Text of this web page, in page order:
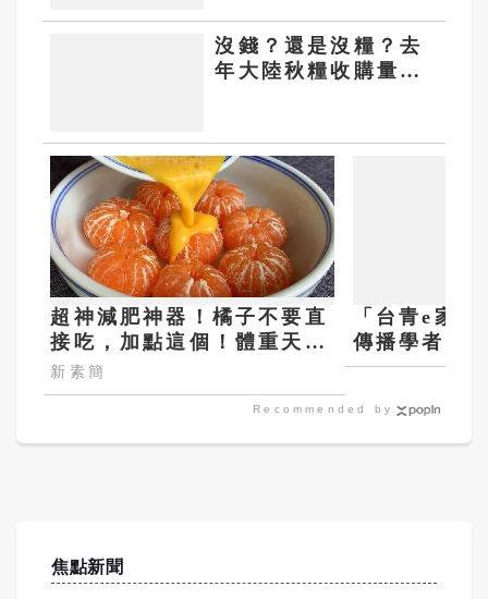
沒錢？還是沒糧？去
年大陸秋糧收購量比
超神減肥神器！橘子不要直
接吃，加點這個！體重天天
下降
新素簡
「台青e家
傳播學者點
教你什麼是
Recommended by
焦點新聞